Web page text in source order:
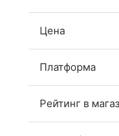
Цена
Платформа
Рейтинг в